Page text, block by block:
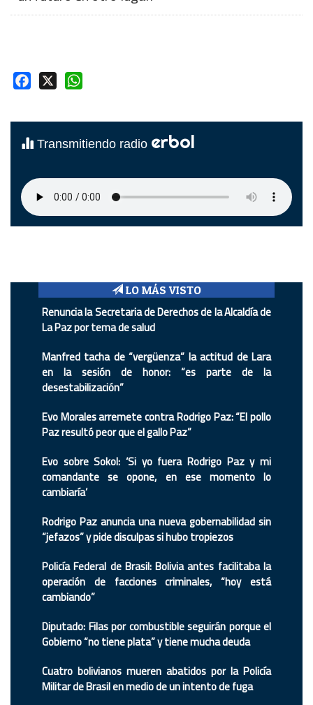
Facebook
Transmitiendo radio erbol
LO MÁS VISTO
Renuncia la Secretaria de Derechos de la Alcaldía de
La Paz por tema de salud
Manfred tacha de “vergüenza” la actitud de Lara
en la sesión de honor: “es parte de la
desestabilización”
Evo Morales arremete contra Rodrigo Paz: “El pollo
Paz resultó peor que el gallo Paz”
Evo sobre Sokol: ‘Si yo fuera Rodrigo Paz y mi
comandante se opone, en ese momento lo
cambiaría’
Rodrigo Paz anuncia una nueva gobernabilidad sin
“jefazos” y pide disculpas si hubo tropiezos
Policía Federal de Brasil: Bolivia antes facilitaba la
operación de facciones criminales, “hoy está
cambiando”
Diputado: Filas por combustible seguirán porque el
Gobierno “no tiene plata” y tiene mucha deuda
Cuatro bolivianos mueren abatidos por la Policía
Militar de Brasil en medio de un intento de fuga